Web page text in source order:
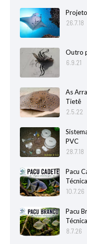
26.7.18
Outro
6.9.21
As
Tietê
2.5.22
PVC
28.7.18
Pacu
10.7.26
Pacu
8.7.26